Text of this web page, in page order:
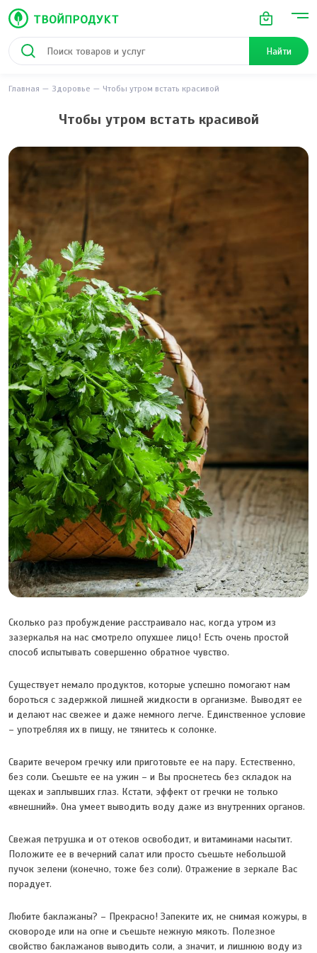
Найти
Главная Здоровье Чтобы утром встать красивой
Чтобы утром встать красивой
Сколько раз пробуждение расстраивало нас, когда утром из
зазеркалья на нас смотрело опухшее лицо! Есть очень простой
способ испытывать совершенно обратное чувство.
Существует немало продуктов, которые успешно помогают нам
бороться с задержкой лишней жидкости в организме. Выводят ее
и делают нас свежее и даже немного легче. Единственное условие
– употребляя их в пищу, не тянитесь к солонке.
Сварите вечером гречку или приготовьте ее на пару. Естественно,
без соли. Съешьте ее на ужин – и Вы проснетесь без складок на
щеках и заплывших глаз. Кстати, эффект от гречки не только
«внешний». Она умеет выводить воду даже из внутренних органов.
Свежая петрушка и от отеков освободит, и витаминами насытит.
Положите ее в вечерний салат или просто съешьте небольшой
пучок зелени (конечно, тоже без соли). Отражение в зеркале Вас
порадует.
Любите баклажаны? – Прекрасно! Запеките их, не снимая кожуры, в
сковороде или на огне и съешьте нежную мякоть. Полезное
свойство баклажанов выводить соли, а значит, и лишнюю воду из